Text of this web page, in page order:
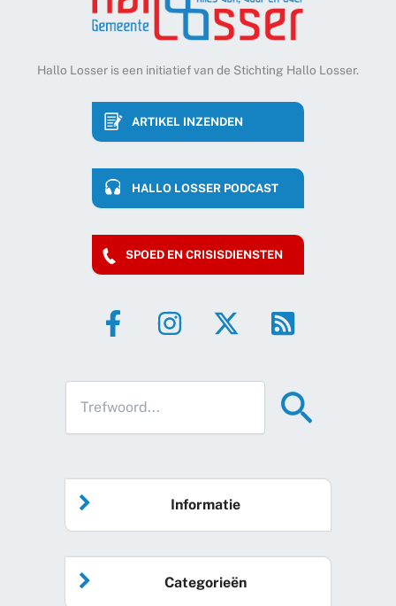
Hallo Losser is een initiatief van de Stichting Hallo Losser.
ARTIKEL INZENDEN
HALLO LOSSER PODCAST
SPOED EN CRISISDIENSTEN
Informatie
Home
Categorieën